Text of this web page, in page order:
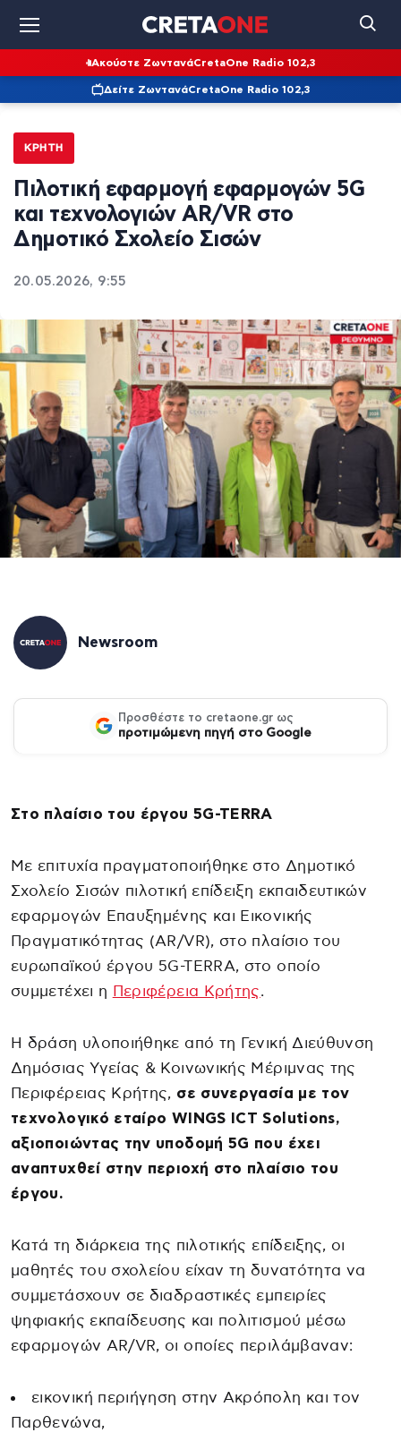
Ακούστε ΖωντανάCretaOne Radio 102,3
Δείτε ΖωντανάCretaOne Radio 102,3
ΚΡΉΤΗ
Πιλοτική εφαρμογή εφαρμογών 5G
και τεχνολογιών AR/VR στο
Δημοτικό Σχολείο Σισών
20.05.2026, 9:55
Newsroom
Προσθέστε το cretaone.gr ως
προτιμώμενη πηγή στο Google
Στο πλαίσιο του έργου 5G-TERRA
Με επιτυχία πραγματοποιήθηκε στο Δημοτικό
Σχολείο Σισών πιλοτική επίδειξη εκπαιδευτικών
εφαρμογών Επαυξημένης και Εικονικής
Πραγματικότητας (AR/VR), στο πλαίσιο του
ευρωπαϊκού έργου 5G-TERRA, στο οποίο
συμμετέχει η Περιφέρεια Κρήτης.
Η δράση υλοποιήθηκε από τη Γενική Διεύθυνση
Δημόσιας Υγείας & Κοινωνικής Μέριμνας της
Περιφέρειας Κρήτης, σε συνεργασία με τον
τεχνολογικό εταίρο WINGS ICT Solutions,
αξιοποιώντας την υποδομή 5G που έχει
αναπτυχθεί στην περιοχή στο πλαίσιο του
έργου.
Κατά τη διάρκεια της πιλοτικής επίδειξης, οι
μαθητές του σχολείου είχαν τη δυνατότητα να
συμμετάσχουν σε διαδραστικές εμπειρίες
ψηφιακής εκπαίδευσης και πολιτισμού μέσω
εφαρμογών AR/VR, οι οποίες περιλάμβαναν:
εικονική περιήγηση στην Ακρόπολη και τον
Παρθενώνα,